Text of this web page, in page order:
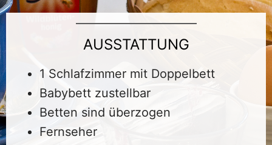
AUSSTATTUNG
1 Schlafzimmer mit Doppelbett
Babybett zustellbar
Betten sind überzogen
Fernseher